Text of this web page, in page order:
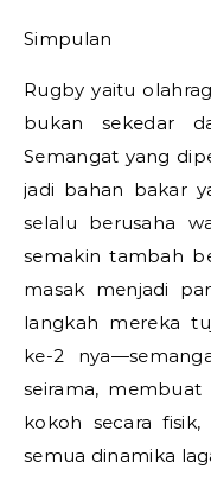
Simpulan
Rugby yaitu
bukan sekedar
Semangat yang
jadi bahan bakar
selalu berusaha
semakin tambah
masak menjadi
langkah mereka
ke-2
seirama,
kokoh secara
semua dinamika